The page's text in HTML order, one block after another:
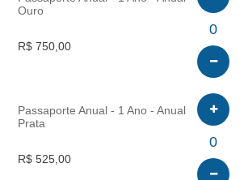
Ouro
R$ 750,00
0
Passaporte Anual - 1 Ano - Anual
Prata
R$ 525,00
0